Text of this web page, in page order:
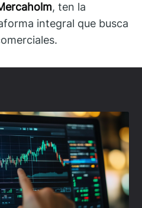
, ten la
integral que busca